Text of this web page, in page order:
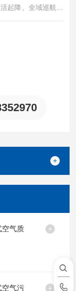
起降、全域巡航，
气样本采集与浓度
空气质
空气污